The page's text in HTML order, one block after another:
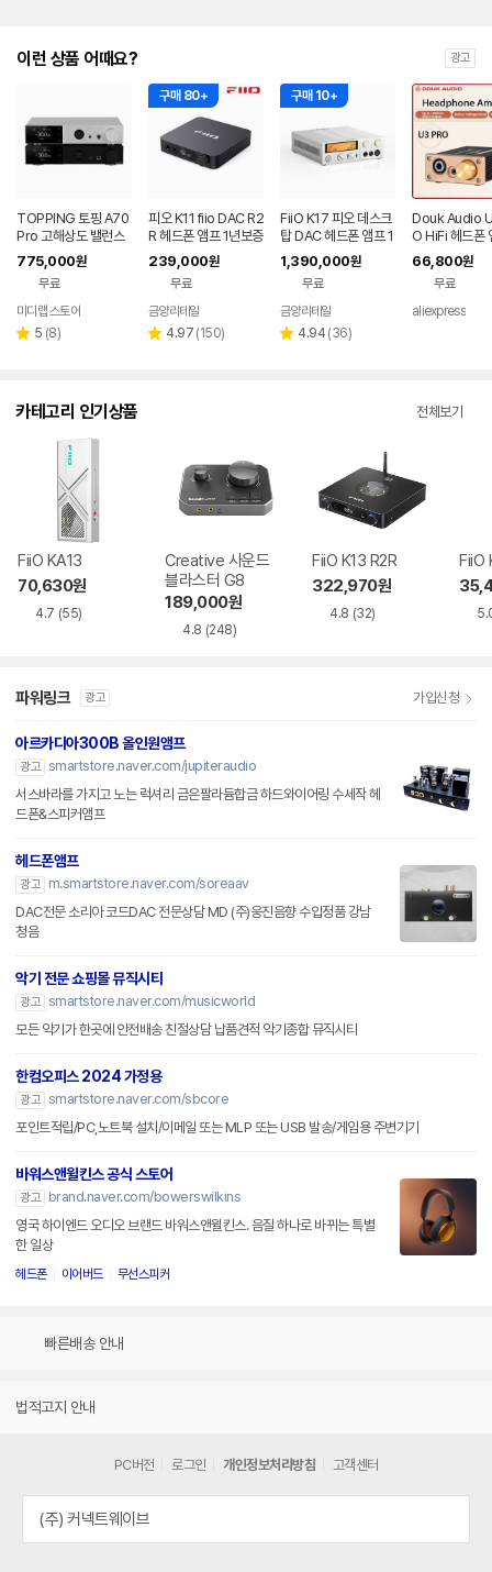
이런 상품 어때요? 광고
TOPPING 토핑 A70
Pro 고해상도 밸런스
드 헤드폰 앰프 국내정
식수입 청음가능
775,000원
무료
미디랩 스토어
별 5 리
(8)
구매 80+
피오 K11 fiio DAC R2
R 헤드폰 앰프 1년보증
AS
239,000원
무료
페이
금양리테일
별 4.97 리
(150)
구매 10+
FiiO K17 피오 데스크
탑 DAC 헤드폰 앰프 1
년보증AS
1,390,000원
무료
페이
금양리테일
별 4.94 리
(36)
Douk Audio
O HiFi 헤드폰
드셋 DC5V용
래스 A 데스크
66,800원
무료
aliexpress
카테고리 인기상품 전체보기
FiiO KA13
70,630원
4.7 (55)
Creative 사운드
블라스터 G8
189,000원
4.8 (248)
FiiO K13 R2R
322,970원
4.8 (32)
FiiO
파워링크 광고 가입신청
아르카디아300B 올인원앰프
광고 smartstore.naver.com/jupiteraudio
서스바라를 가지고 노는 럭셔리 금은팔라듐합금 하드와이어링 수세작 헤
드폰&스피커앰프
헤드폰앰프
광고
m.smartstore.naver.com/soreaav
DAC전문 소리아 코드DAC 전문상담 MD (주)웅진음향 수입정품 강남
청음
악기 전문 쇼핑몰 뮤직시티
광고 smartstore.naver.com/musicworld
모든 악기가 한곳에 안전배송 친절상담 납품견적 악기종합 뮤직시티
한컴오피스 2024 가정용
광고 smartstore.naver.com/sbcore
포인트적립/PC,노트북 설치/이메일 또는 MLP 또는 USB 발송/게임용 주변기기
바워스앤윌킨스 공식 스토어
광고
brand.naver.com/bowerswilkins
영국 하이엔드 오디오 브랜드 바워스앤윌킨스. 음질 하나로 바뀌는 특별
한 일상
헤드폰 이어버드 무선스피커
빠른배송 안내
법적고지 안내
PC버전 로그인 개인정보처리방침 고객센터
(주) 커넥트웨이브